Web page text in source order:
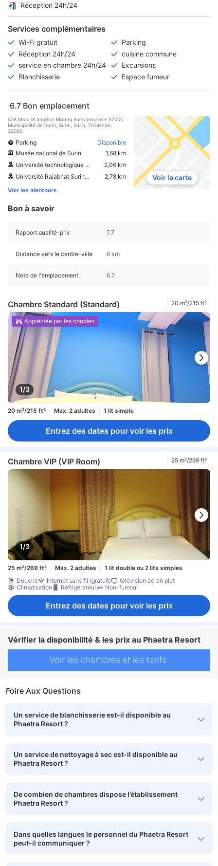
Réception 24h/24
Services complémentaires
Wi-Fi gratuit
Parking
Réception 24h/24
cuisine commune
service en chambre 24h/24
Excursions
Blanchisserie
Espace fumeur
6.7 Bon emplacement
428 Moo 18 amphor Maung Surin province 32000,
Municipalité de Surin, Surin, Surin, Thaïlande,
32000
Parking
Disponible
Musée national de Surin
1,68 km
Université technologique Rajamangala Isan
2,06 km
Université Rajabhat Surindra
2,78 km
Voir les alentours
Voir la carte
Bon à savoir
Rapport qualité-prix 7.7
Distance vers le centre-ville 6 km
Note de l'emplacement 6.7
Chambre Standard (Standard) 20 m²/215 ft²
1/3
Appréciée par les couples
20 m²/215 ft² Max. 2 adultes 1 lit simple
Entrez des dates pour voir les prix
Chambre VIP (VIP Room) 25 m²/269 ft²
1/3
25 m²/269 ft² Max. 2 adultes
1 lit double ou 2 lits simples
Douche
Internet sans fil (gratuit)
télévision écran plat
Climatisation
Réfrigérateur Non-fumeur
Entrez des dates pour voir les prix
Vérifier la disponibilité & les prix au Phaetra Resort
Voir les chambres et les tarifs
Foire Aux Questions
Un service de blanchisserie est-il disponible au
Phaetra Resort ?
Un service de nettoyage à sec est-il disponible au
Phaetra Resort ?
De combien de chambres dispose l’établissement
Phaetra Resort ?
Dans quelles langues le personnel du Phaetra Resort
peut-il communiquer ?